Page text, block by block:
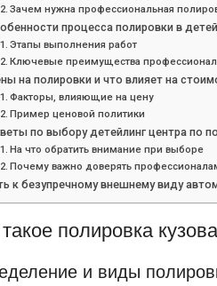
Зачем нужна профессиональная
процесса полировки в
Этапы выполнения работ
Ключевые преимущества
на полировки и что влияет на
Факторы, влияющие на цену
Пример ценовой политики
по выбору детейлинг центра по
На что обратить внимание при выборе
Почему важно доверять
к безупречному внешнему виду
полировка
и виды